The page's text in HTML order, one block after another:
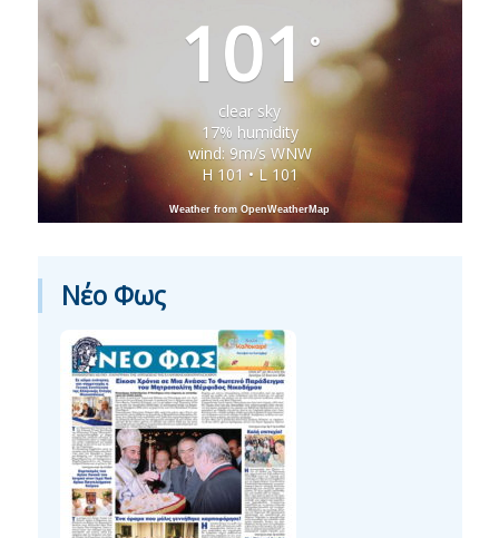
101°
clear sky
17% humidity
wind: 9m/s WNW
H 101 • L 101
Weather from OpenWeatherMap
Νέο Φως